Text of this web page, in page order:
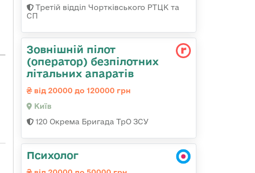
Третій відділ Чортківського РТЦК та
СП
Зовнішній пілот
(оператор) безпілотних
літальних апаратів
від 20000 до 120000 грн
Київ
120 Окрема Бригада ТрО ЗСУ
Психолог